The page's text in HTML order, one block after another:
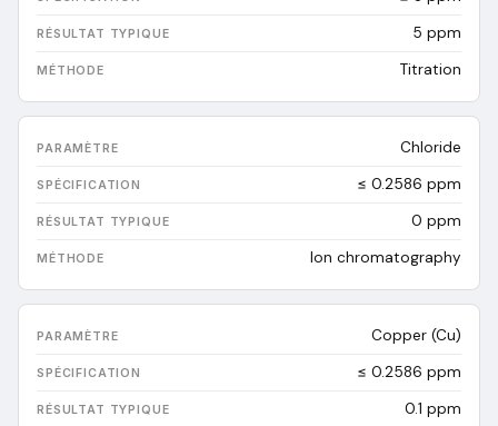
5 ppm
Titration
Chloride
≤ 0.2586 ppm
0 ppm
Ion chromatography
Copper (Cu)
≤ 0.2586 ppm
0.1 ppm